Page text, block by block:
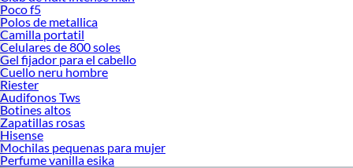
Poco f5
Polos de metallica
Camilla portatil
Celulares de 800 soles
Gel fijador para el cabello
Cuello neru hombre
Riester
Audifonos Tws
Botines altos
Zapatillas rosas
Hisense
Mochilas pequenas para mujer
Perfume vanilla esika